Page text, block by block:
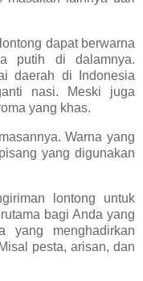
dapat berwarna
putih di dalamnya.
daerah di Indonesia
nasi. Meski juga
yang khas.
Warna yang
yang digunakan
lontong untuk
bagi Anda yang
yang menghadirkan
pesta, arisan, dan